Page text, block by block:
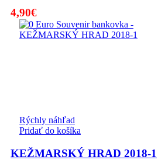
4,90€
Rýchly náhľad
Pridať do košíka
KEŽMARSKÝ HRAD 2018-1